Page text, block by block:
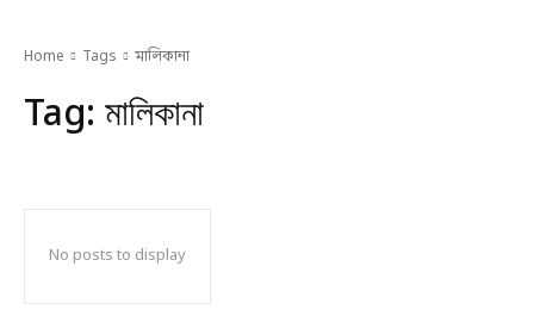
Home Tags মালিকানা
Tag: মালিকানা
No posts to display